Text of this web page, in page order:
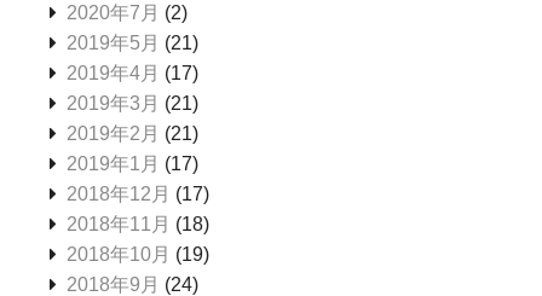
2020年7月 (2)
2019年5月 (21)
2019年4月 (17)
2019年3月 (21)
2019年2月 (21)
2019年1月 (17)
2018年12月 (17)
2018年11月 (18)
2018年10月 (19)
2018年9月 (24)